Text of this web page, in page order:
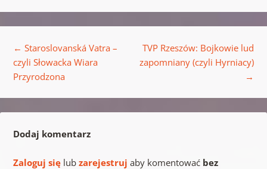
← Staroslovanská Vatra –
czyli Słowacka Wiara
Przyrodzona
TVP Rzeszów: Bojkowie lud
zapomniany (czyli Hyrniacy)
→
Dodaj komentarz
Zaloguj sięlub zarejestruj aby komentować bez